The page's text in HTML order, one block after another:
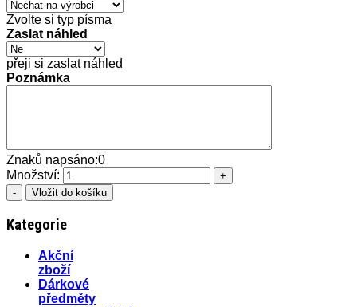
Zvolte si typ písma
Zaslat náhled
přeji si zaslat náhled
Poznámka
Znaků napsáno:0
Množství:
Kategorie
Akční
zboží
Dárkové
předměty